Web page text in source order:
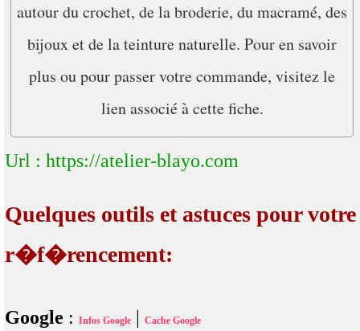
autour du crochet, de la broderie, du macramé, des
bijoux et de la teinture naturelle. Pour en savoir
plus ou pour passer votre commande, visitez le
lien associé à cette fiche.
Url : https://atelier-blayo.com
Quelques outils et astuces pour votre
r�f�rencement:
Google : Infos Google Cache Google